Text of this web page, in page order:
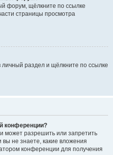
форум, щёлкните по ссылке
страницы просмотра
личный раздел и щёлкните по ссылке
конференции?
может разрешить или запретить
не знаете, какие вложения
конференции для получения